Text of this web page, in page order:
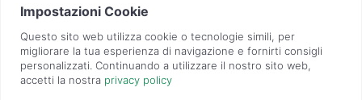
GadgetZilla è un Brand di Overbi S.r.l.| realizzato conContit | © 2026 Tutti
i diritti riservati | P.IVA: 09351560967